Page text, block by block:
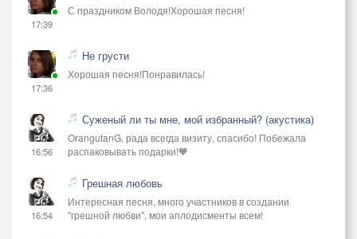
17:39
С праздником Володя!Хорошая песня!
17:36
Не грусти
Хорошая песня!Понравилась!
16:56
Суженый ли ты мне, мой избранный? (акустика)
OrangutanG, рада всегда визиту, спасибо! Побежала
распаковывать подарки!🧡
16:54
Грешная любовь
Интересная песня, много участников в создании
"грешной любви", мои аплодисменты всем!